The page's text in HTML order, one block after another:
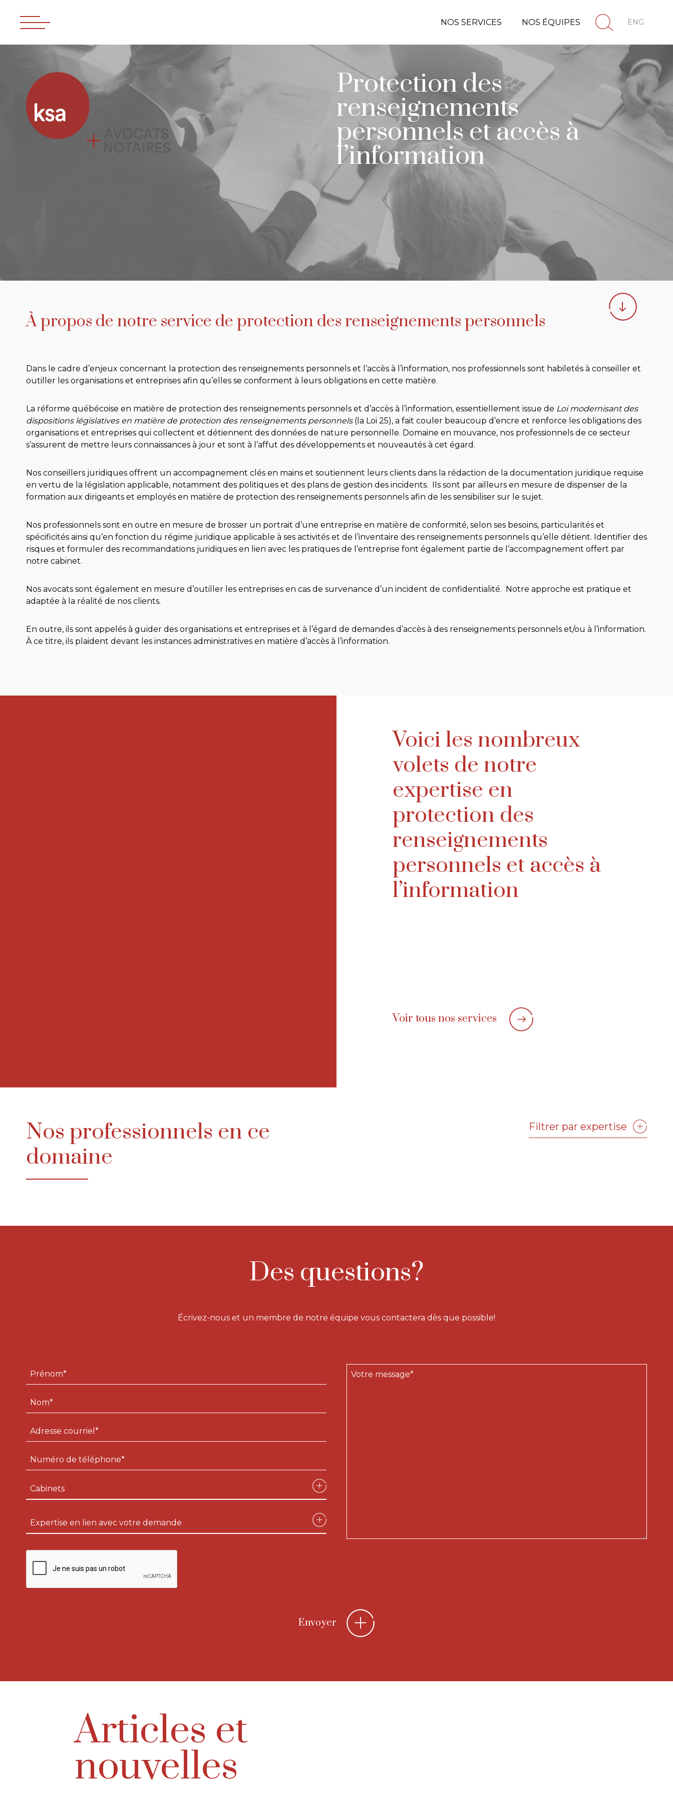
NOS SERVICES NOS ÉQUIPES ENG
Protection des
renseignements
personnels et accès à
l’information
À propos de notre service de protection des renseignements personnels
Dans le cadre d’enjeux concernant la protection des renseignements personnels et l’accès à l’information, nos professionnels sont habiletés à conseiller et
outiller les organisations et entreprises afin qu’elles se conforment à leurs obligations en cette matière.
La réforme québécoise en matière de protection des renseignements personnels et d’accès à l’information, essentiellement issue de Loi modernisant des
dispositions législatives en matière de protection des renseignements personnels(la Loi 25), a fait couler beaucoup d’encre et renforce les obligations des
organisations et entreprises qui collectent et détiennent des données de nature personnelle. Domaine en mouvance, nos professionnels de ce secteur
s’assurent de mettre leurs connaissances à jour et sont à l’affut des développements et nouveautés à cet égard.
Nos conseillers juridiques offrent un accompagnement clés en mains et soutiennent leurs clients dans la rédaction de la documentation juridique requise
en vertu de la législation applicable, notamment des politiques et des plans de gestion des incidents. Ils sont par ailleurs en mesure de dispenser de la
formation aux dirigeants et employés en matière de protection des renseignements personnels afin de les sensibiliser sur le sujet.
Nos professionnels sont en outre en mesure de brosser un portrait d’une entreprise en matière de conformité, selon ses besoins, particularités et
spécificités ainsi qu’en fonction du régime juridique applicable à ses activités et de l’inventaire des renseignements personnels qu’elle détient. Identifier des
risques et formuler des recommandations juridiques en lien avec les pratiques de l’entreprise font également partie de l’accompagnement offert par
notre cabinet.
Nos avocats sont également en mesure d’outiller les entreprises en cas de survenance d’un incident de confidentialité. Notre approche est pratique et
adaptée à la réalité de nos clients.
En outre, ils sont appelés à guider des organisations et entreprises et à l’égard de demandes d’accès à des renseignements personnels et/ou à l’information.
À ce titre, ils plaident devant les instances administratives en matière d’accès à l’information.
Voici les nombreux
volets de notre
expertise en
protection des
renseignements
personnels et accès à
l’information
Voir tous nos services
Nos professionnels en ce
domaine
Des questions?
Écrivez-nous et un membre de notre équipe vous contactera dès que possible!
Prénom
Nom
Adresse
Numéro
(Nécessaire)
Message*
Envoyer
Articles et
nouvelles